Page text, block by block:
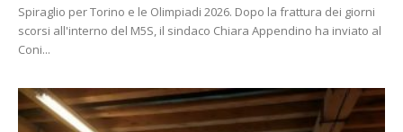
Spiraglio per Torino e le Olimpiadi 2026. Dopo la frattura dei giorni
scorsi all'interno del M5S, il sindaco Chiara Appendino ha inviato al
Coni...